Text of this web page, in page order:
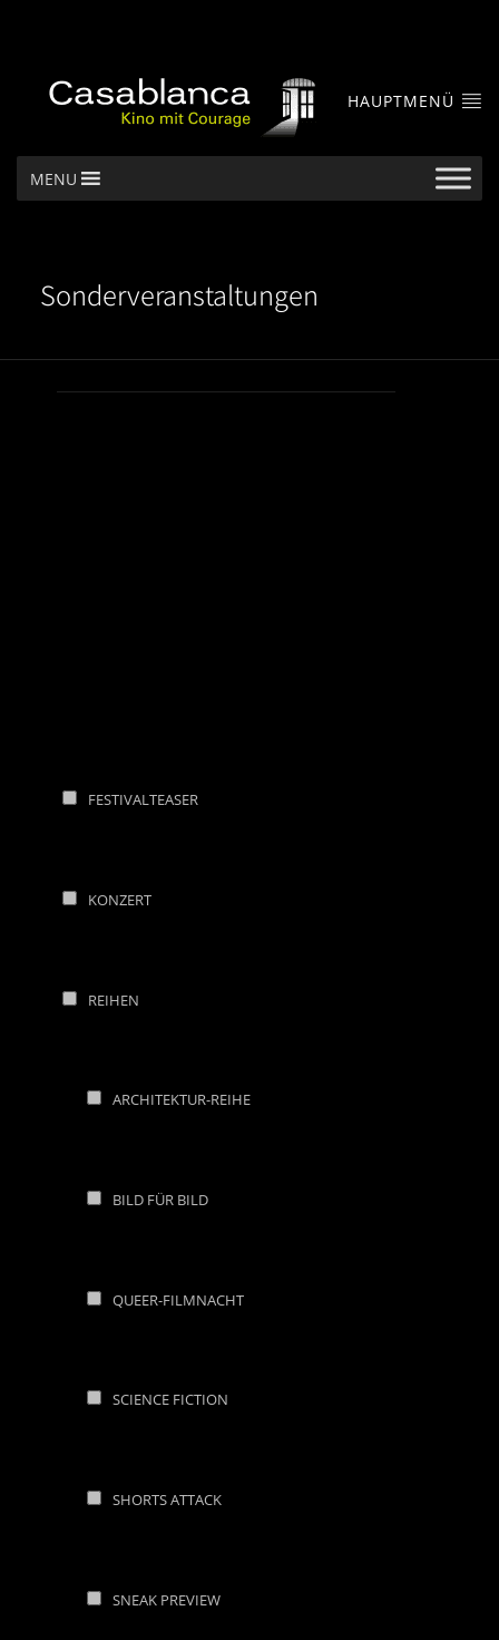
HAUPTMENÜ
MENU
Sonderveranstaltungen
FESTIVALTEASER
KONZERT
REIHEN
ARCHITEKTUR-REIHE
BILD FÜR BILD
QUEER-FILMNACHT
SCIENCE FICTION
SHORTS ATTACK
SNEAK PREVIEW